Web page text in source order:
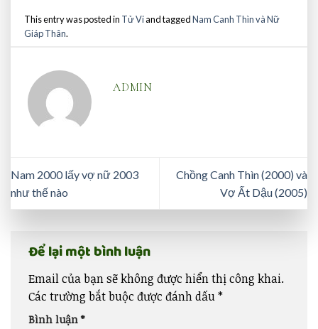
This entry was posted in Tử Viand taggedNam Canh Thìn và Nữ
Giáp Thân.
ADMIN
Nam 2000 lấy vợ nữ 2003
như thế nào
Chồng Canh Thìn (2000) và
Vợ Ất Dậu (2005)
Để lại một bình luận
Email của bạn sẽ không được hiển thị công khai.
Các trường bắt buộc được đánh dấu*
Bình luận*